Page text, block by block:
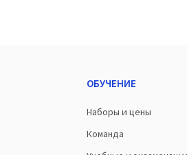
ОБУЧЕНИЕ
Наборы и цены
Команда